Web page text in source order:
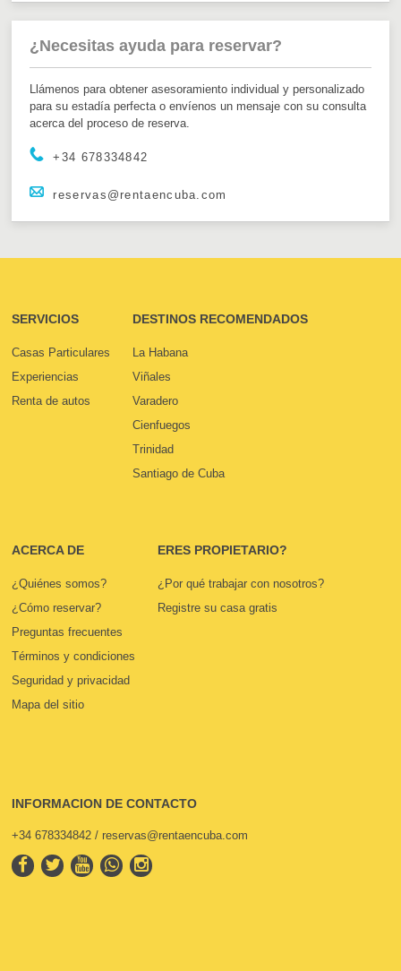
¿Necesitas ayuda para reservar?
Llámenos para obtener asesoramiento individual y personalizado
para su estadía perfecta o envíenos un mensaje con su consulta
acerca del proceso de reserva.
+34 678334842
reservas@rentaencuba.com
SERVICIOS
Casas Particulares
Experiencias
Renta de autos
DESTINOS RECOMENDADOS
La Habana
Viñales
Varadero
Cienfuegos
Trinidad
Santiago de Cuba
ACERCA DE
¿Quiénes somos?
¿Cómo reservar?
Preguntas frecuentes
Términos y condiciones
Seguridad y privacidad
Mapa del sitio
ERES PROPIETARIO?
¿Por qué trabajar con nosotros?
Registre su casa gratis
INFORMACION DE CONTACTO
+34 678334842 / reservas@rentaencuba.com